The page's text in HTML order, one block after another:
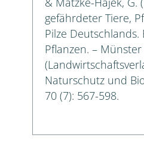
gefährdeter Tiere,
Pilze Deutschlands.
Pflanzen. – Münster
Naturschutz und
70 (7): 567-598.